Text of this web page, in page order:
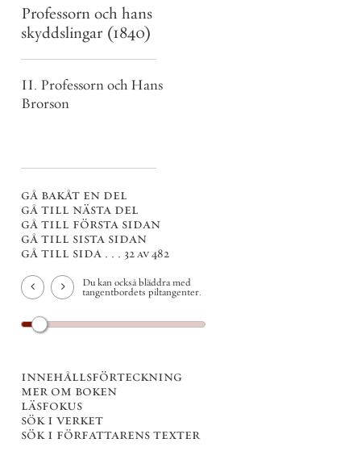
Professorn och hans
skyddslingar (1840)
II. Professorn och Hans
Brorson
gå bakåt en del
gå till nästa del
gå till första sidan
gå till sista sidan
gå till sida . . . 32 av 482
Du kan också bläddra med
tangentbordets piltangenter.
innehållsförteckning
mer om boken
läsfokus
sök i verket
sök i författarens texter